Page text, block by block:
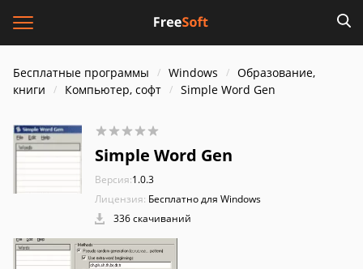
Бесплатные программы Windows
Образование,
книги
Компьютер, софт Simple Word Gen
Simple Word Gen
Версия:1.0.3
Лицензия: Бесплатно для Windows
336 скачиваний